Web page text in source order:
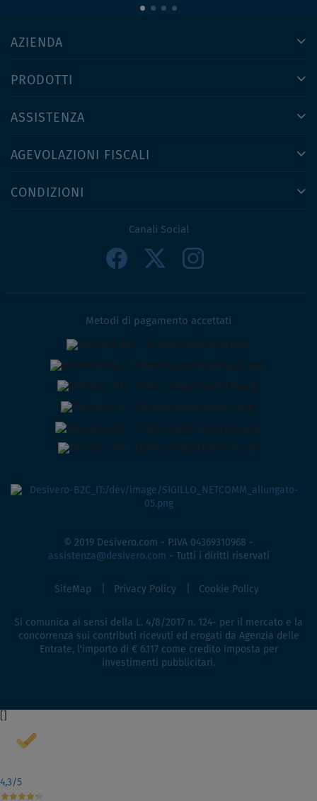
AZIENDA
PRODOTTI
ASSISTENZA
AGEVOLAZIONI FISCALI
CONDIZIONI
Canali Social
Metodi di pagamento accettati
© 2019 Desivero.com - P.IVA 04369310968 -
assistenza@desivero.com - Tutti i diritti riservati
SiteMap Privacy Policy Cookie Policy
Si comunica ai sensi della L. 4/8/2017 n. 124- per il mercato e la
concorrenza sui contributi ricevuti ed erogati da Agenzia delle
Entrate, l'importo di € 6.117 come credito imposta per
investimenti pubblicitari.
4,3 /5